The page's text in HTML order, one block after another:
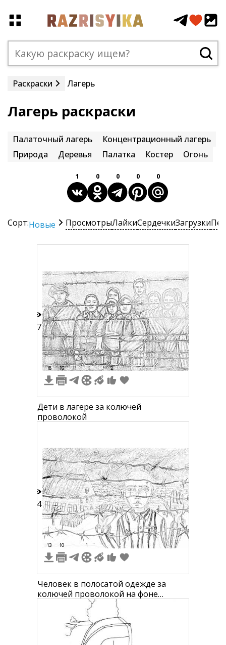
Раскраски Лагерь
Лагерь раскраски
Палаточный лагерь
Концентрационный лагерь
Природа
Деревья Палатка Костер Огонь
1 0 0 0 0
Сорт:Новые ПросмотрыЛайкиСердечкиЗагрузки
77
18 16 2
Дети в лагере за колючей
проволокой
34
13 10 1
Человек в полосатой одежде за
колючей проволокой на фоне
лагерных построек